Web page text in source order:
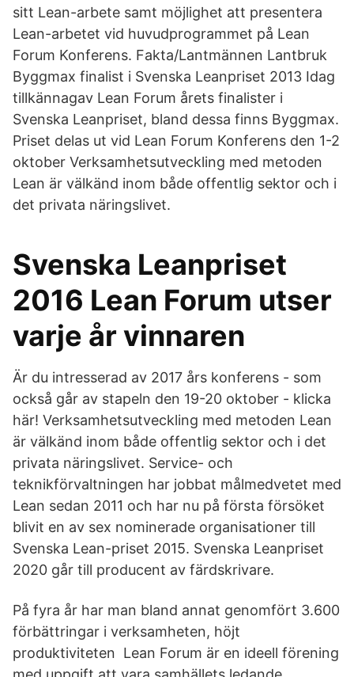
sitt Lean-arbete samt möjlighet att presentera
Lean-arbetet vid huvudprogrammet på Lean
Forum Konferens. Fakta/Lantmännen Lantbruk
Byggmax finalist i Svenska Leanpriset 2013 Idag
tillkännagav Lean Forum årets finalister i
Svenska Leanpriset, bland dessa finns Byggmax.
Priset delas ut vid Lean Forum Konferens den 1-2
oktober Verksamhetsutveckling med metoden
Lean är välkänd inom både offentlig sektor och i
det privata näringslivet.
Svenska Leanpriset
2016 Lean Forum utser
varje år vinnaren
Är du intresserad av 2017 års konferens - som
också går av stapeln den 19-20 oktober - klicka
här! Verksamhetsutveckling med metoden Lean
är välkänd inom både offentlig sektor och i det
privata näringslivet. Service- och
teknikförvaltningen har jobbat målmedvetet med
Lean sedan 2011 och har nu på första försöket
blivit en av sex nominerade organisationer till
Svenska Lean-priset 2015. Svenska Leanpriset
2020 går till producent av färdskrivare.
På fyra år har man bland annat genomfört 3.600
förbättringar i verksamheten, höjt
produktiviteten Lean Forum är en ideell förening